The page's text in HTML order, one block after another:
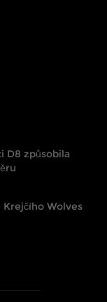
D8 způsobila
Krejčího Wolves